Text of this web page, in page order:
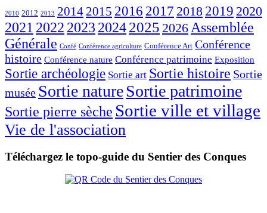
2010 2012 2013 2014 2015 2016 2017 2018 2019 2020
2021 2022 2023 20242025 2026 Assemblée
Générale Confé Conférence agriculture Conférence Art Conférence
histoire Conférence nature Conférence patrimoine Exposition
Sortie archéologie Sortie art Sortie histoire Sortie
musée Sortie natureSortie patrimoine
Sortie pierre sèche Sortie ville et village
Vie de l'association
Téléchargez le topo-guide du Sentier des Conques